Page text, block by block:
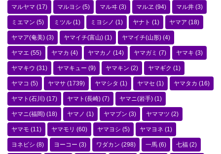
マルヤマ (17) マルヨシ (5) マルヰ (3) マルヱ (94) マル井 (3)
ミエマン (5) ミツル (1) ミヨシノ (1) ヤナト (1) ヤマア (18)
ヤマア(奄美) (3) ヤマイチ(富山) (1) ヤマイチ(山形) (4)
ヤマエ (55) ヤマカ (4) ヤマカノ (14) ヤマガミ (7) ヤマキ (3)
ヤマキウ (31) ヤマキュー (9) ヤマキン (2) ヤマギク (1)
ヤマコ (5) ヤマサ (1739) ヤマシタ (1) ヤマセ (1) ヤマタカ (16)
ヤマト(石川) (17) ヤマト(長崎) (7) ヤマニ(岩手) (1)
ヤマニ(福岡) (18) ヤマノ (1) ヤマブン (3) ヤママツ (2)
ヤマモ (11) ヤマモリ (60) ヤマヨシ (5) ヤマヨネ (1)
ヨネビシ (8) ヨーコー (3) ワダカン (298) 一馬 (6) 七福 (2)